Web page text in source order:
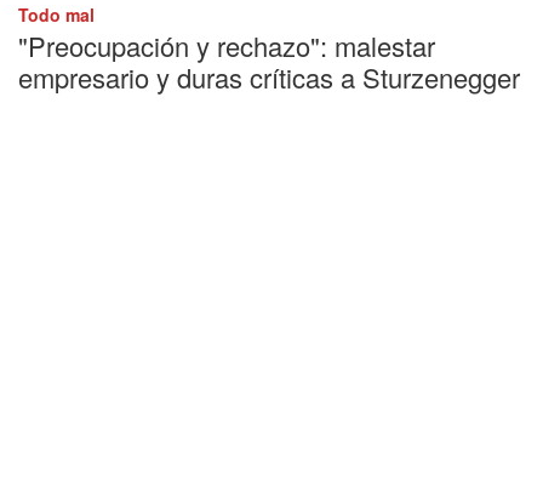
Todo mal
"Preocupación y rechazo": malestar
empresario y duras críticas a Sturzenegger